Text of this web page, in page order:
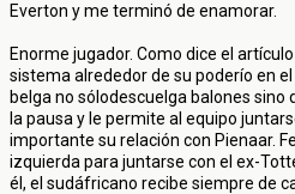
Everton y me terminó de enamorar.
Enorme jugador. Como dice el
sistema alrededor de su poderío en el
belga no sólodescuelga balones sino
la pausa y le permite al equipo
importante su relación con Pienaar.
izquierda para juntarse con el ex-
él, el sudáfricano recibe siempre de